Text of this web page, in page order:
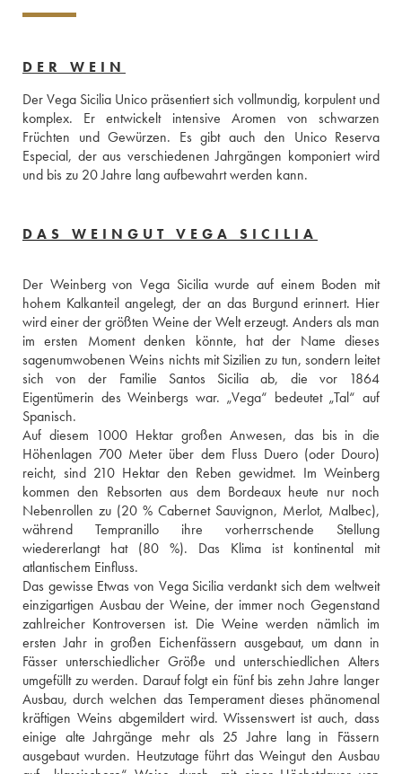
DER WEIN
Der Vega Sicilia Unico präsentiert sich vollmundig, korpulent und
komplex. Er entwickelt intensive Aromen von schwarzen
Früchten und Gewürzen. Es gibt auch den Unico Reserva
Especial, der aus verschiedenen Jahrgängen komponiert wird
und bis zu 20 Jahre lang aufbewahrt werden kann.
DAS WEINGUT VEGA SICILIA
Der Weinberg von Vega Sicilia wurde auf einem Boden mit
hohem Kalkanteil angelegt, der an das Burgund erinnert. Hier
wird einer der größten Weine der Welt erzeugt. Anders als man
im ersten Moment denken könnte, hat der Name dieses
sagenumwobenen Weins nichts mit Sizilien zu tun, sondern leitet
sich von der Familie Santos Sicilia ab, die vor 1864
Eigentümerin des Weinbergs war. „Vega“ bedeutet „Tal“ auf
Spanisch.
Auf diesem 1000 Hektar großen Anwesen, das bis in die
Höhenlagen 700 Meter über dem Fluss Duero (oder Douro)
reicht, sind 210 Hektar den Reben gewidmet. Im Weinberg
kommen den Rebsorten aus dem Bordeaux heute nur noch
Nebenrollen zu (20 % Cabernet Sauvignon, Merlot, Malbec),
während Tempranillo ihre vorherrschende Stellung
wiedererlangt hat (80 %). Das Klima ist kontinental mit
atlantischem Einfluss.
Das gewisse Etwas von Vega Sicilia verdankt sich dem weltweit
einzigartigen Ausbau der Weine, der immer noch Gegenstand
zahlreicher Kontroversen ist. Die Weine werden nämlich im
ersten Jahr in großen Eichenfässern ausgebaut, um dann in
Fässer unterschiedlicher Größe und unterschiedlichen Alters
umgefüllt zu werden. Darauf folgt ein fünf bis zehn Jahre langer
Ausbau, durch welchen das Temperament dieses phänomenal
kräftigen Weins abgemildert wird. Wissenswert ist auch, dass
einige alte Jahrgänge mehr als 25 Jahre lang in Fässern
ausgebaut wurden. Heutzutage führt das Weingut den Ausbau